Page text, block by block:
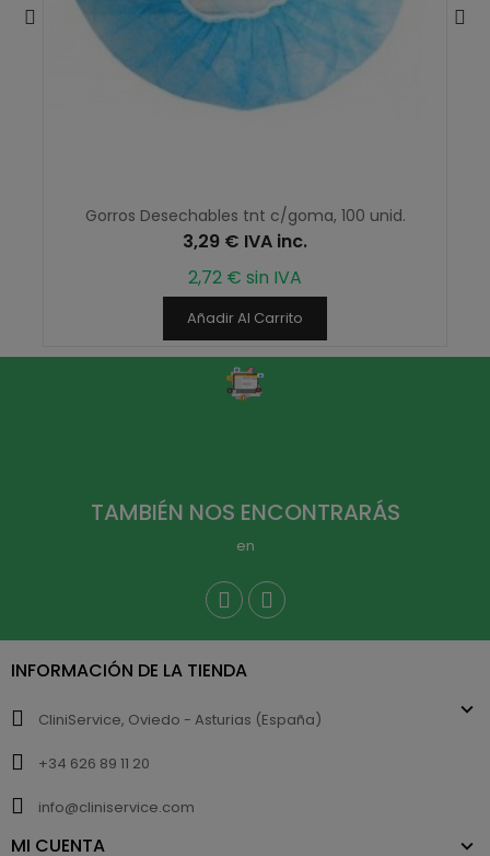
Gorros Desechables tnt c/goma, 100 unid.
3,29 € IVA inc.
2,72 € sin IVA
Añadir Al Carrito
TAMBIÉN NOS ENCONTRARÁS
en
INFORMACIÓN DE LA TIENDA
CliniService, Oviedo - Asturias (España)
+34 626 89 11 20
info@cliniservice.com
MI CUENTA